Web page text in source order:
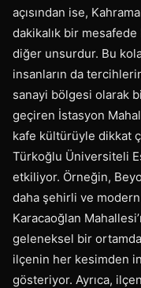
açısından ise,
dakikalık bir
diğer unsurdur. Bu
insanların da
sanayi bölgesi olarak
geçiren İstasyon
kafe kültürüyle dikkat
Türkoğlu Üniversiteli
etkiliyor. Örneğin,
daha şehirli ve
Karacaoğlan
geleneksel bir
ilçenin her kesimden
gösteriyor. Ayrıca,